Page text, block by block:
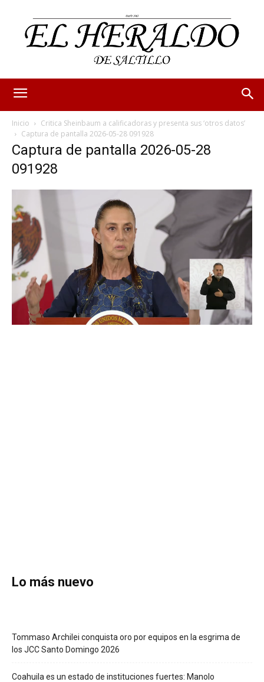
Inicio
Critica Sheinbaum a calificadoras y presenta sus ‘otros datos’
Captura de pantalla 2026-05-28 091928
Captura de pantalla 2026-05-28
091928
Lo más nuevo
Tommaso Archilei conquista oro por equipos en la esgrima de
los JCC Santo Domingo 2026
Coahuila es un estado de instituciones fuertes: Manolo